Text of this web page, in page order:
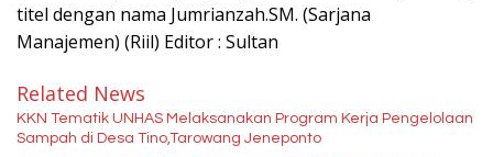
titel dengan nama Jumrianzah.SM. (Sarjana
Manajemen) (Riil) Editor : Sultan
Related News
KKN Tematik UNHAS Melaksanakan Program Kerja Pengelolaan
Sampah di Desa Tino,Tarowang Jeneponto